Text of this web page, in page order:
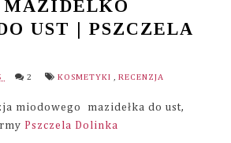
MAZIDELKO
UST | PSZCZELA
2 KOSMETYKI RECENZJA
miodowego mazidełka do ust,
Pszczela Dolinka